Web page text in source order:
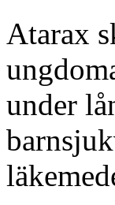
Atarax
under